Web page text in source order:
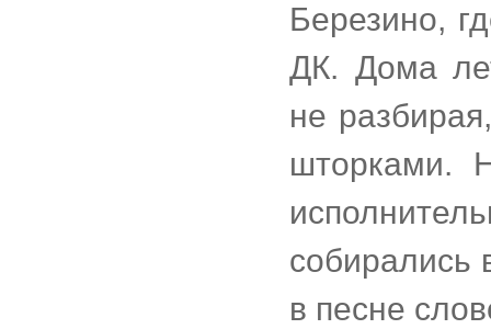
Березино,
ДК. Дома
не
шторками.
собирались
в песне